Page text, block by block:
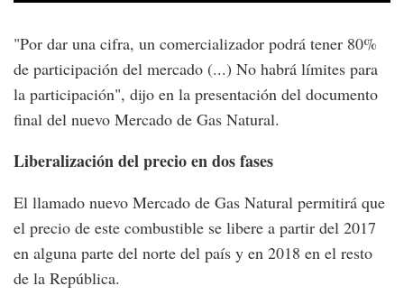
"Por dar una cifra, un comercializador podrá tener 80%
de participación del mercado (...) No habrá límites para
la participación", dijo en la presentación del documento
final del nuevo Mercado de Gas Natural.
Liberalización del precio en dos fases
El llamado nuevo Mercado de Gas Natural permitirá que
el precio de este combustible se libere a partir del 2017
en alguna parte del norte del país y en 2018 en el resto
de la República.